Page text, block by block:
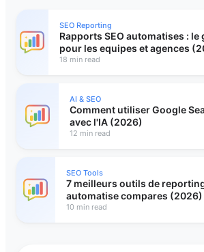
SEO Reporting
Rapports SEO automatises :
pour les equipes et agences
18 min read
AI & SEO
Comment utiliser Google
avec l'IA (2026)
12 min read
SEO Tools
7 meilleurs outils de
automatise compares (2026)
10 min read